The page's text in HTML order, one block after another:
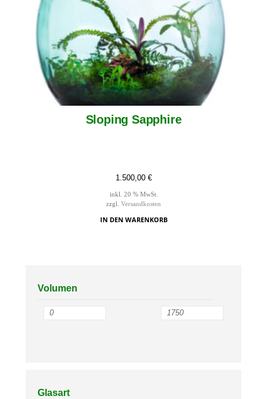
Sloping Sapphire
1.500,00 €
inkl. 20 % MwSt.
zzgl. Versandkosten
IN DEN WARENKORB
Volumen
Glasart